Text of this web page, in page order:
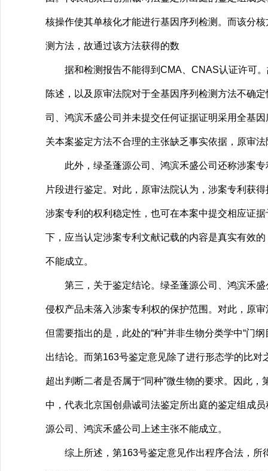
核操作使其单核化才能进行基因序列检测。而该分
测方法，故通过该方法获得的数
据和检测报告不能得到CMA、CNAS认证许可。
陈述，以及原审法院对于全基因序列检测方法不确
司、鸿滨禾盛公司并未提交任何证据证明采用全基
关本案鉴定方法不合理的主张缺乏事实依据，原审
此外，绿圣蓬源公司、鸿滨禾盛公司还称涉案专
片段进行鉴定。对此，原审法院认为，涉案专利获
涉案专利的权利稳定性，也可在本案中提交相应证
下，应当认定涉案专利文献记载的内容是真实有效
不能成立。
第三，关于鉴定结论。绿圣蓬源公司、鸿滨禾盛
侵权产品未落入涉案专利权的保护范围。对此，原
但需要指出的是，此处的“种”并非生物分类学中“门
出结论。而第163号鉴定意见除了进行形态学的比
超出判断二者是否属于“同种”微生物的要求。因此，
中，代表北京国创鼎诚司法鉴定所出庭的鉴定组成
源公司、鸿滨禾盛公司上述主张不能成立。
综上所述，第163号鉴定意见作出程序合法，所